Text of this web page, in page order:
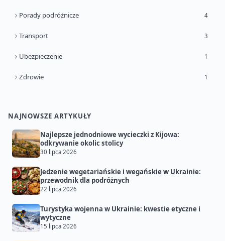
Porady podróżnicze 4
Transport 3
Ubezpieczenie 1
Zdrowie 1
NAJNOWSZE ARTYKUŁY
Najlepsze jednodniowe wycieczki z Kijowa:
odkrywanie okolic stolicy
30 lipca 2026
Jedzenie wegetariańskie i wegańskie w Ukrainie:
przewodnik dla podróżnych
22 lipca 2026
Turystyka wojenna w Ukrainie: kwestie etyczne i
wytyczne
15 lipca 2026